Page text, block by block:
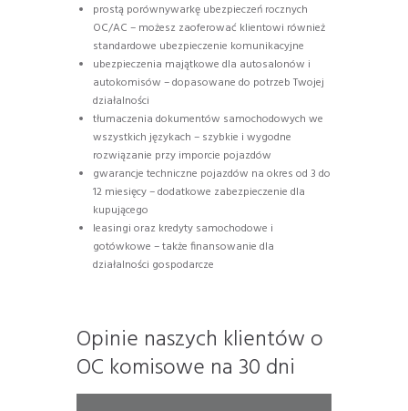
prostą porównywarkę ubezpieczeń rocznych
OC/AC – możesz zaoferować klientowi również
standardowe ubezpieczenie komunikacyjne
ubezpieczenia majątkowe dla autosalonów i
autokomisów – dopasowane do potrzeb Twojej
działalności
tłumaczenia dokumentów samochodowych we
wszystkich językach – szybkie i wygodne
rozwiązanie przy imporcie pojazdów
gwarancje techniczne pojazdów na okres od 3 do
12 miesięcy – dodatkowe zabezpieczenie dla
kupującego
leasingi oraz kredyty samochodowe i
gotówkowe – także finansowanie dla
działalności gospodarcze
Opinie naszych klientów o
OC komisowe na 30 dni